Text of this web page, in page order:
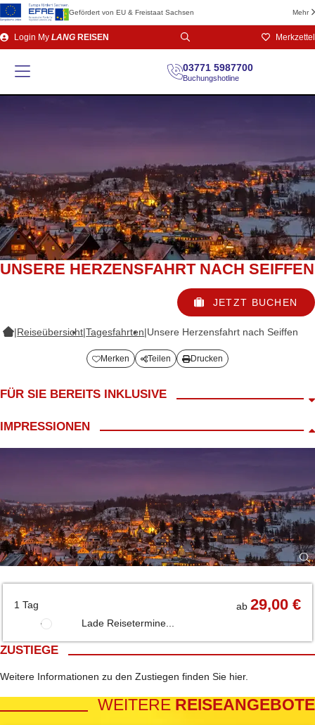
Gefördert von EU & Freistaat Sachsen Mehr
Direkt
zum
Login My LANG REISEN Merkzettel
03771 5987700
Buchungshotline
UNSERE HERZENSFAHRT NACH SEIFFEN
JETZT BUCHEN
|Reiseübersicht|Tagesfahrten|Unsere Herzensfahrt nach Seiffen
Merken Teilen Drucken
FÜR SIE BEREITS INKLUSIVE
LANG Reiseleiter
Begrüßungskaffee
Besuch des Sternenmarktes in Seiffen
IMPRESSIONEN
1 Tag ab29,00 €
Lade Reisetermine...
ZUSTIEGE
Weitere Informationen zu den Zustiegen finden Sie hier.
WEITERE REISEANGEBOTE